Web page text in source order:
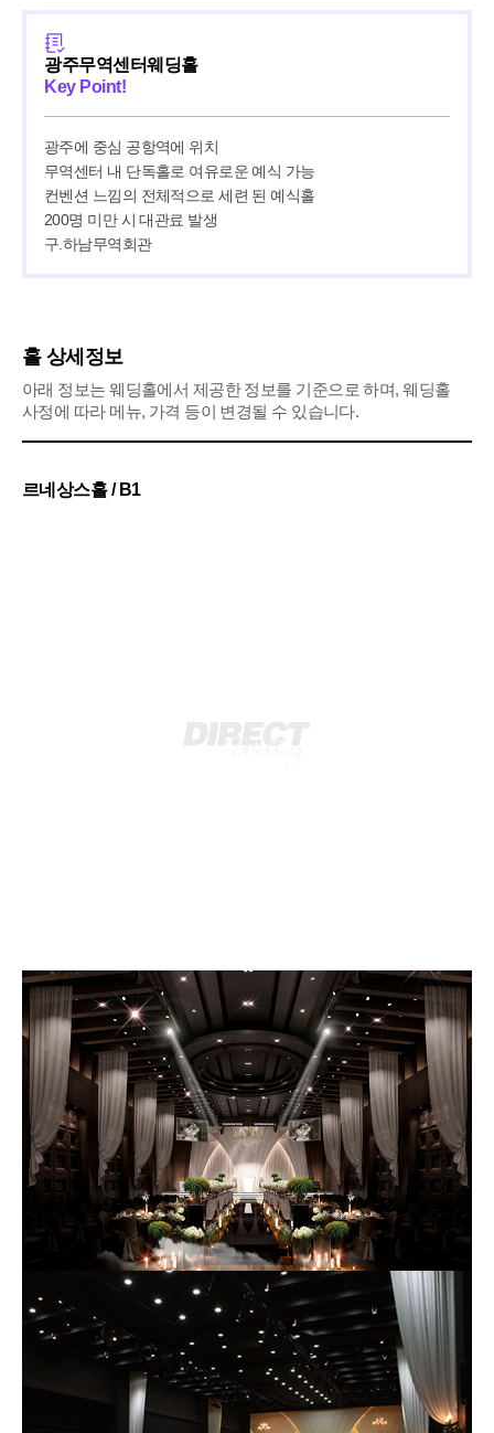
광주무역센터웨딩홀
Key Point!
광주에 중심 공항역에 위치
무역센터 내 단독홀로 여유로운 예식 가능
컨벤션 느낌의 전체적으로 세련 된 예식홀
200명 미만 시 대관료 발생
구.하남무역회관
홀 상세정보
아래 정보는 웨딩홀에서 제공한 정보를 기준으로 하며, 웨딩홀
사정에 따라 메뉴, 가격 등이 변경될 수 있습니다.
르네상스홀 / B1